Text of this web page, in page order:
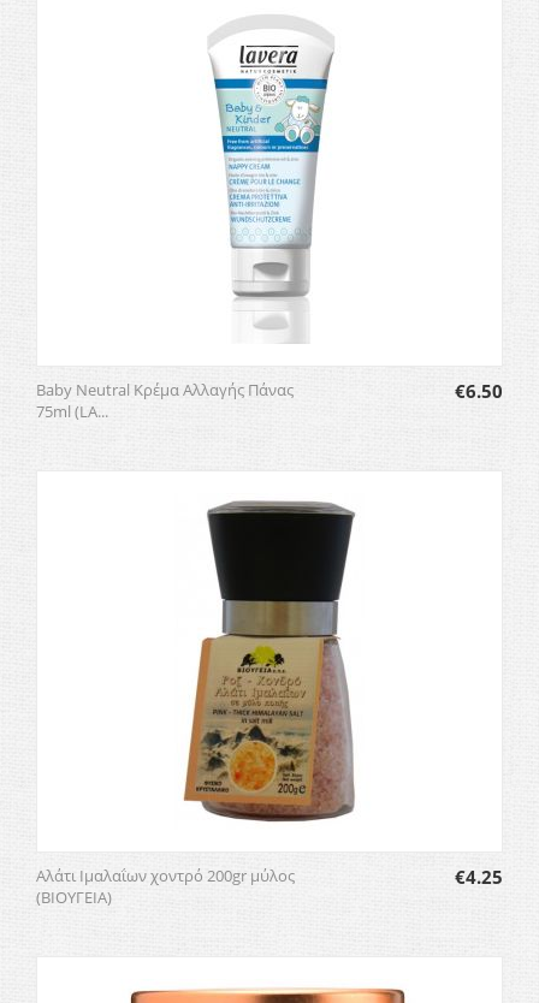
Baby Neutral Κρέμα Αλλαγής Πάνας
75ml (LA...
€6.50
Αλάτι Ιμαλαΐων χοντρό 200gr μύλος
(ΒΙΟΥΓΕΙΑ)
€4.25